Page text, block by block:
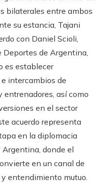
bilaterales entre ambos
su estancia, Tajani
con Daniel Scioli,
Deportes de Argentina,
es establecer
intercambios de
entrenadores, así como
en el sector
acuerdo representa
en la diplomacia
donde el
en un canal de
entendimiento mutuo.